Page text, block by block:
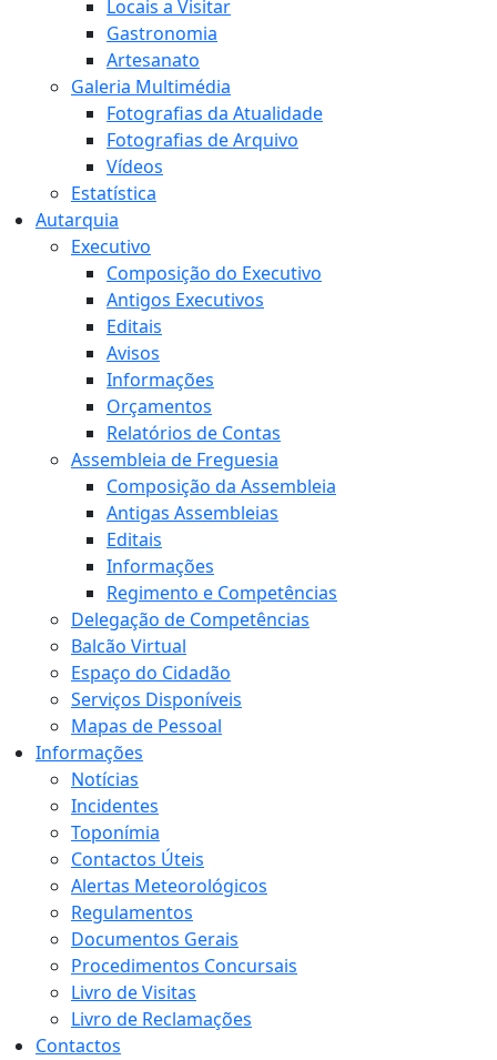
Locais a Visitar
Gastronomia
Artesanato
Galeria Multimédia
Fotografias da Atualidade
Fotografias de Arquivo
Vídeos
Estatística
Autarquia
Executivo
Composição do Executivo
Antigos Executivos
Editais
Avisos
Informações
Orçamentos
Relatórios de Contas
Assembleia de Freguesia
Composição da Assembleia
Antigas Assembleias
Editais
Informações
Regimento e Competências
Delegação de Competências
Balcão Virtual
Espaço do Cidadão
Serviços Disponíveis
Mapas de Pessoal
Informações
Notícias
Incidentes
Toponímia
Contactos Úteis
Alertas Meteorológicos
Regulamentos
Documentos Gerais
Procedimentos Concursais
Livro de Visitas
Livro de Reclamações
Contactos